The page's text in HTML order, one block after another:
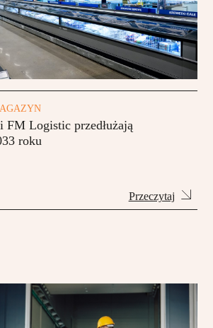
Logistic przedłużają
roku
Przeczytaj